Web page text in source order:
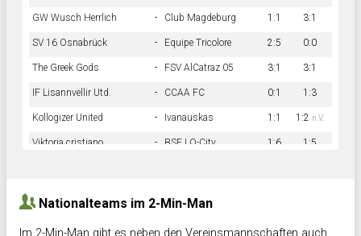
GW Wusch Herrlich - Club Magdeburg 1:1 3:1
SV 16 Osnabrück - Equipe Tricolore 2:5 0:0
The Greek Gods - FSV AlCatraz 05 3:1 3:1
IF Lisannvellir Utd. - CCAA FC 0:1 1:3
Kollogizer United - Ivanauskas 1:1 1:2 n.V.
Viktoria cristiano - BSF LO-City 1:6 1:5
Nationalteams im 2-Min-Man